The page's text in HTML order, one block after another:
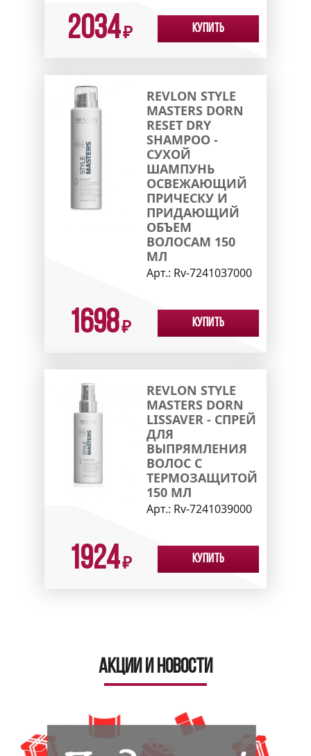
2034₽ Купить
REVLON STYLE
MASTERS DORN
RESET DRY
SHAMPOO -
СУХОЙ
ШАМПУНЬ
ОСВЕЖАЮЩИЙ
ПРИЧЕСКУ И
ПРИДАЮЩИЙ
ОБЪЕМ
ВОЛОСАМ 150
МЛ
Арт.: Rv-7241037000
1698₽ Купить
REVLON STYLE
MASTERS DORN
LISSAVER - СПРЕЙ
ДЛЯ
ВЫПРЯМЛЕНИЯ
ВОЛОС С
ТЕРМОЗАЩИТОЙ
150 МЛ
Арт.: Rv-7241039000
1924₽ Купить
Акции и новости